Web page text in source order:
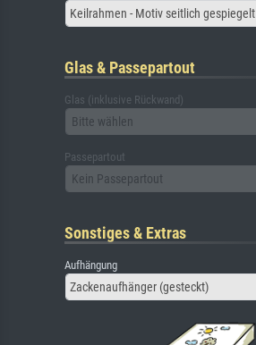
Keilrahmen - Motiv seitlich gespiegelt
Glas & Passepartout
Glas (inklusive Rückwand)
Bitte wählen
Passepartout
Kein Passepartout
Sonstiges & Extras
Aufhängung
Zackenaufhänger (gesteckt)